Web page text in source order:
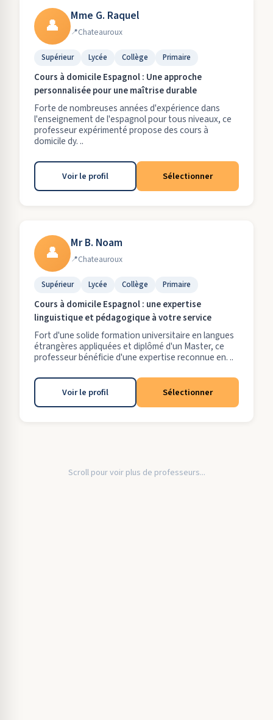
👤 Mme G. Raquel
Chateauroux
Supérieur Lycée Collège Primaire
Cours à domicile Espagnol : Une approche
personnalisée pour une maîtrise durable
Forte de nombreuses années d'expérience dans
l'enseignement de l'espagnol pour tous niveaux, ce
professeur expérimenté propose des cours à
domicile dy. ..
Voir le profil Sélectionner
👤 Mr B. Noam
Chateauroux
Supérieur Lycée Collège Primaire
Cours à domicile Espagnol : une expertise
linguistique et pédagogique à votre service
Fort d'une solide formation universitaire en langues
étrangères appliquées et diplômé d'un Master, ce
professeur bénéficie d'une expertise reconnue en. ..
Voir le profil Sélectionner
Scroll pour voir plus de professeurs...